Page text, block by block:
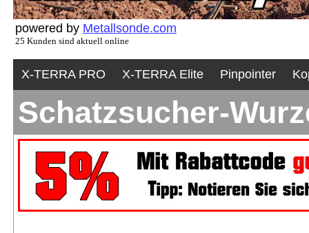
powered by Metallsonde.com
25 Kunden sind aktuell online
X-TERRA PRO X-TERRA Elite Pinpointer
Schatzsucher-